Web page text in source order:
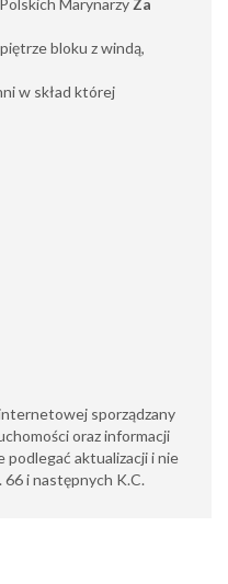
Marynarzy Za
bloku z windą,
w skład której
sporządzany
oraz informacji
podlegać aktualizacji i nie
i następnych K.C.